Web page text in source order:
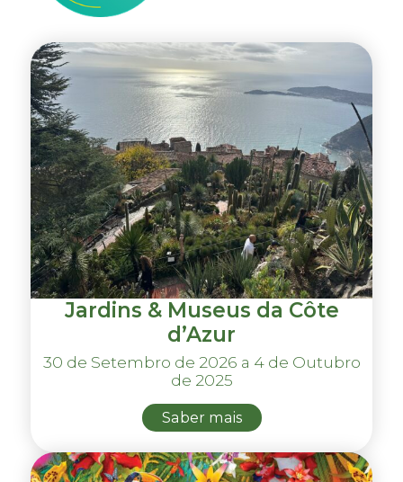
Jardins & Museus da Côte
d’Azur
30 de Setembro de 2026 a 4 de Outubro
de 2025
Saber mais